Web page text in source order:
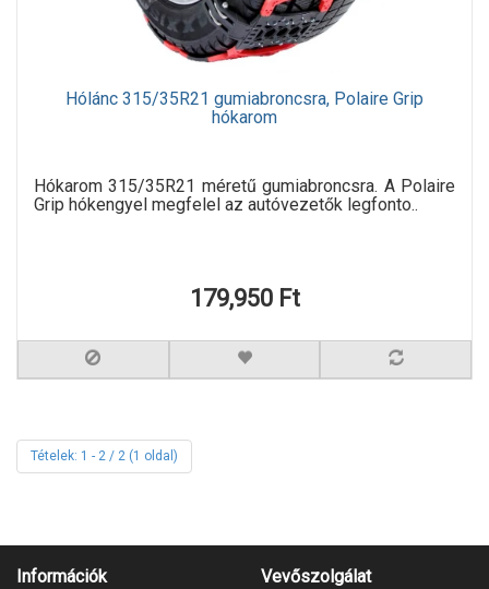
Hólánc 315/35R21 gumiabroncsra, Polaire Grip
hókarom
Hókarom 315/35R21 méretű gumiabroncsra. A Polaire
Grip hókengyel megfelel az autóvezetők legfonto..
179,950 Ft
Tételek: 1 - 2 / 2 (1 oldal)
Információk
Vevőszolgálat